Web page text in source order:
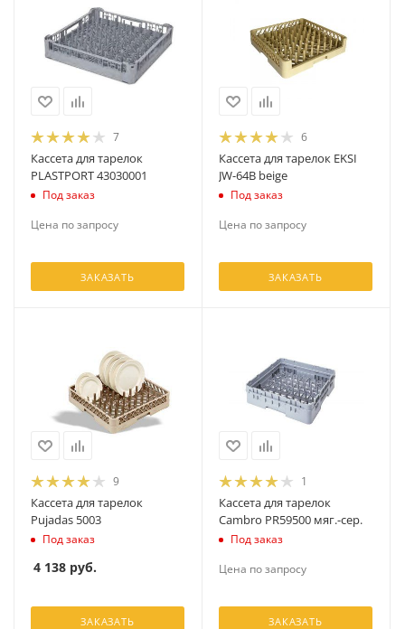
7
Кассета для тарелок
PLASTPORT 43030001
Под заказ
Цена по запросу
ЗАКАЗАТЬ
6
Кассета для тарелок EKSI
JW-64B beige
Под заказ
Цена по запросу
ЗАКАЗАТЬ
9
Кассета для тарелок
Pujadas 5003
Под заказ
4 138 руб.
ЗАКАЗАТЬ
1
Кассета для тарелок
Cambro PR59500 мяг.-сер.
Под заказ
Цена по запросу
ЗАКАЗАТЬ